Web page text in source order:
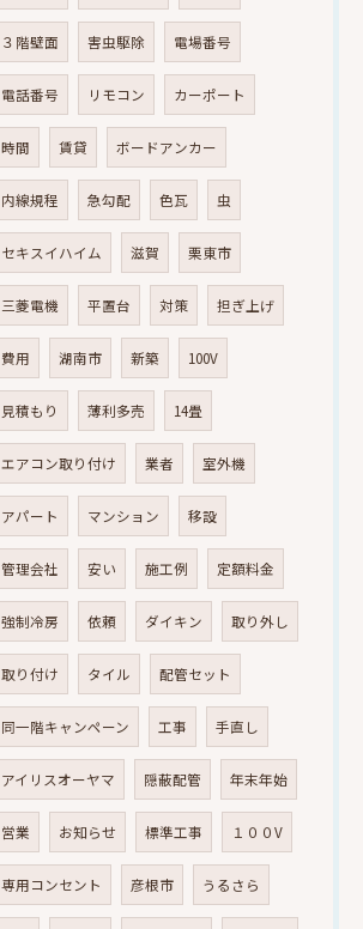
３階壁面 害虫駆除 電場番号
電話番号 リモコン カーポート
時間 賃貸 ボードアンカー
内線規程 急勾配 色瓦 虫
セキスイハイム 滋賀 栗東市
三菱電機 平置台 対策 担ぎ上げ
費用 湖南市 新築 100V
見積もり 薄利多売 14畳
エアコン取り付け 業者 室外機
アパート マンション 移設
管理会社 安い 施工例 定額料金
強制冷房 依頼 ダイキン 取り外し
取り付け タイル 配管セット
同一階キャンペーン 工事 手直し
アイリスオーヤマ 隠蔽配管 年末年始
営業 お知らせ 標準工事 １００V
専用コンセント 彦根市 うるさら